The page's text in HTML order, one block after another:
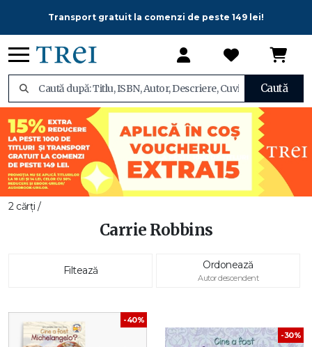
Transport gratuit la comenzi de peste 149 lei!
Caută
2 cărți /
Carrie Robbins
Filtează Ordonează
Autor descendent
-40%
-30%